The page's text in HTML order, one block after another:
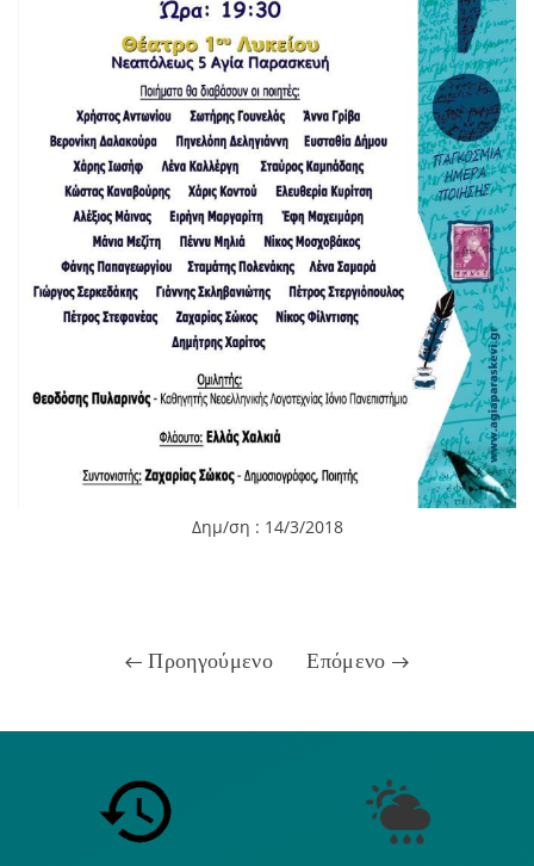
Δημ/ση : 14/3/2018
Προηγούμενο Επόμενο